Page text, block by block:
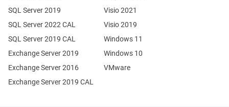
Exchange Server 2019
Exchange Server 2016
SQL Server 2019
SQL Server 2022 CAL
SQL Server 2019 CAL
Exchange Server 2019 CAL
Visio 2021
Visio 2019
Windows 11
Windows 10
VMware